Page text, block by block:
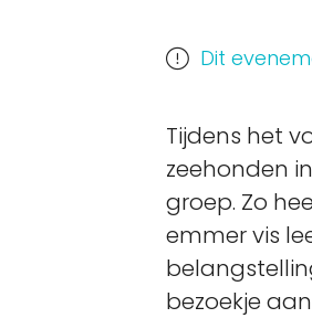
Dit
Tijdens het
zeehonden
groep. Zo
emmer vis
bezoekje